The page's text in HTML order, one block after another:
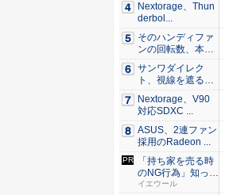
Nextorage、Thun
derbol...
そのハンディファ
ンの回転数、本
当？ 20...
サンワダイレク
ト、視線を遮るフ
ェルト製デ...
Nextorage、V90
対応SDXC ...
ASUS、2連ファン
採用のRadeon ...
「持ち家を売る時
のNG行為」知って
るだけ...
イエウール